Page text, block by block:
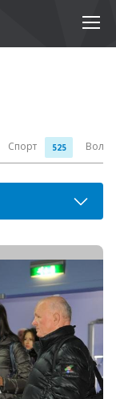
Спорт 525